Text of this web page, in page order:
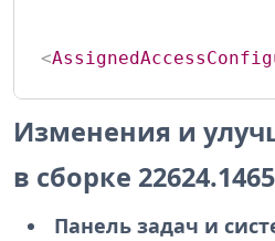
<
Изменения и
в сборке 22624.1465
Панель задач и